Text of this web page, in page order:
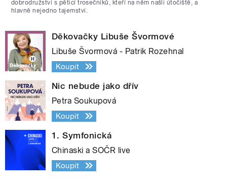
dobrodružství s pěticí trosečníků, kteří na něm našli útočiště, a
hlavně nejedno tajemství.
Děkovačky Libuše Švormové
Libuše Švormová - Patrik Rozehnal
Koupit
Nic nebude jako dřív
Petra Soukupová
Koupit
1. Symfonická
Chinaski a SOČR live
Koupit